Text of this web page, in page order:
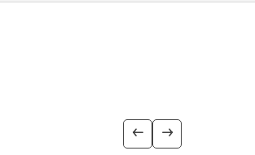
Afficher l'image
Afficher